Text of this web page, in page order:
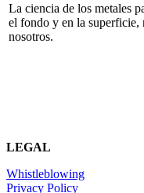
La ciencia de los metales
el fondo y en la superficie,
nosotros.
LEGAL
Whistleblowing
Privacy Policy